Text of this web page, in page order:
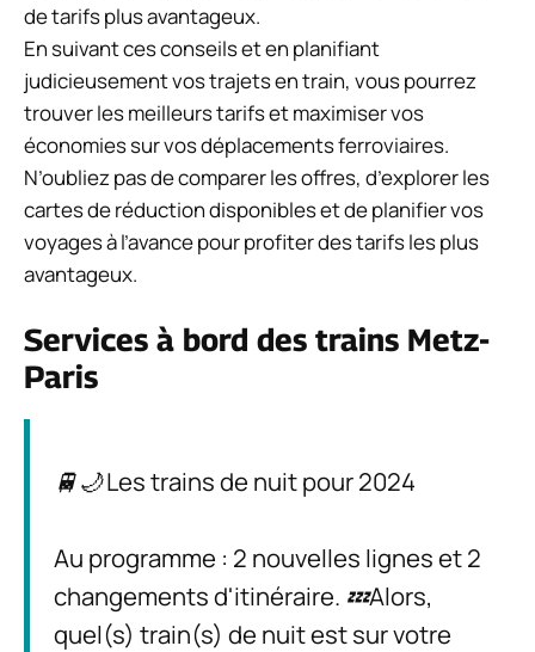
de tarifs plus avantageux.
En suivant ces conseils et en planifiant
judicieusement vos trajets en train, vous pourrez
trouver les meilleurs tarifs et maximiser vos
économies sur vos déplacements ferroviaires.
N’oubliez pas de comparer les offres, d’explorer les
cartes de réduction disponibles et de planifier vos
voyages à l’avance pour profiter des tarifs les plus
avantageux.
Services à bord des trains Metz-
Paris
🚆🌙 Les trains de nuit pour 2024
Au programme : 2 nouvelles lignes et 2
changements d'itinéraire. 💤Alors,
quel(s) train(s) de nuit est sur votre